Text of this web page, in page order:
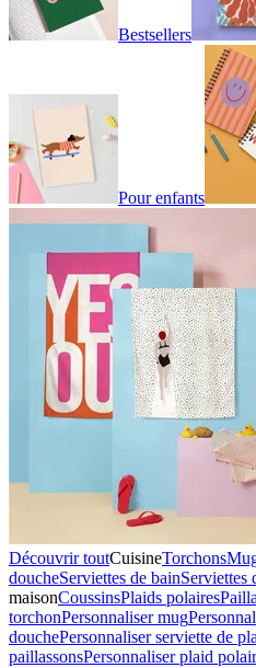
Bestsellers
Pour enfants
Découvrir toutCuisineTorchons
doucheServiettes de bainServiettes
maisonCoussinsPlaids polaires
torchonPersonnaliser mug
douchePersonnaliser serviette de
paillassonsPersonnaliser plaid